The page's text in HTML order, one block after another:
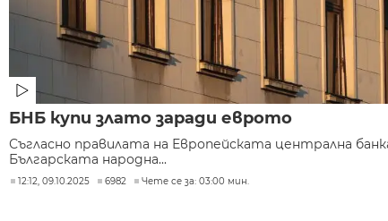
БНБ купи злато заради еврото
Съгласно правилата на Европейската централна
Българската народна...
12:12, 09.10.2025 6982 Чете се за: 03:00 мин.